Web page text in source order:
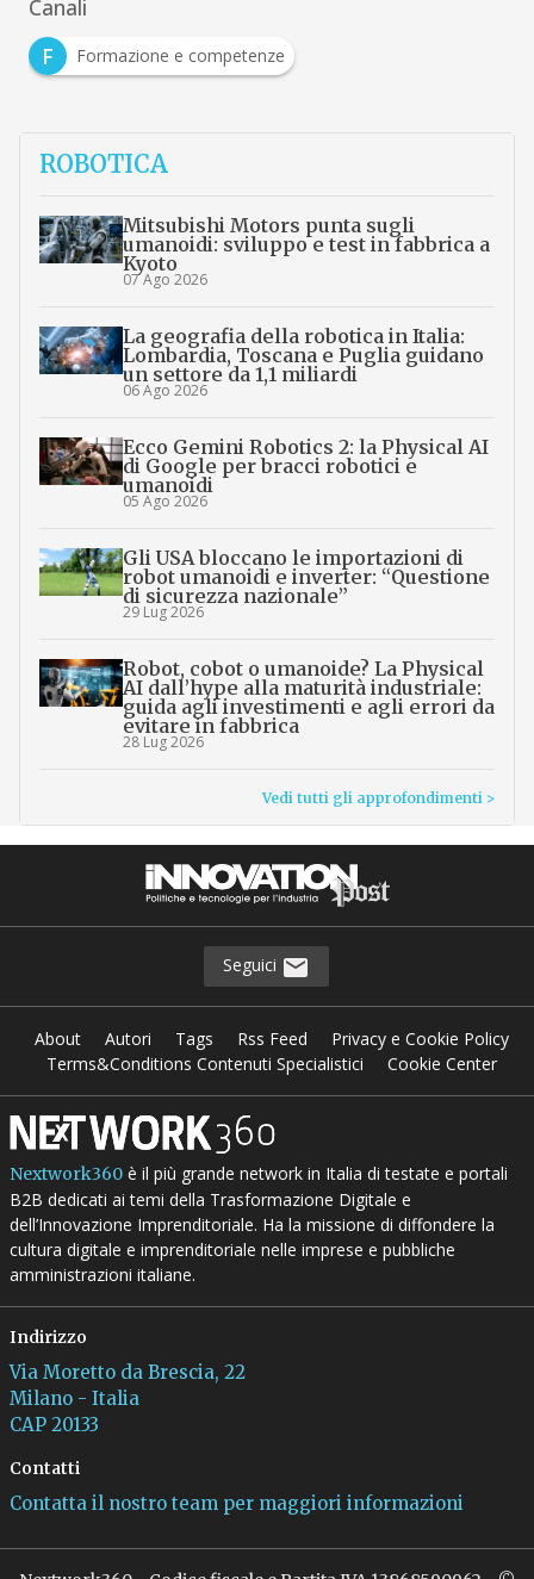
Canali
F
Formazione e competenze
ROBOTICA
Mitsubishi Motors punta sugli
umanoidi: sviluppo e test in fabbrica a
Kyoto
07 Ago 2026
La geografia della robotica in Italia:
Lombardia, Toscana e Puglia guidano
un settore da 1,1 miliardi
06 Ago 2026
Ecco Gemini Robotics 2: la Physical AI
di Google per bracci robotici e
umanoidi
05 Ago 2026
Gli USA bloccano le importazioni di
robot umanoidi e inverter: “Questione
di sicurezza nazionale”
29 Lug 2026
Robot, cobot o umanoide? La Physical
AI dall’hype alla maturità industriale:
guida agli investimenti e agli errori da
evitare in fabbrica
28 Lug 2026
Vedi tutti gli approfondimenti >
Seguici
About Autori Tags Rss Feed
Privacy e Cookie Policy
Terms&Conditions Contenuti Specialistici
Cookie Center
Nextwork360è il più grande network in Italia di testate e portali
B2B dedicati ai temi della Trasformazione Digitale e
dell’Innovazione Imprenditoriale. Ha la missione di diffondere la
cultura digitale e imprenditoriale nelle imprese e pubbliche
amministrazioni italiane.
Indirizzo
Via Moretto da Brescia, 22
Milano - Italia
CAP 20133
Contatti
Contatta il nostro team per maggiori informazioni